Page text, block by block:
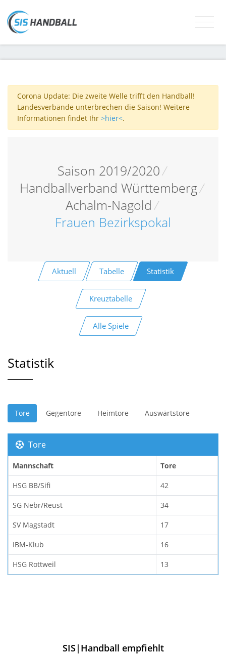
Corona Update: Die zweite Welle trifft den Handball!
Landesverbände unterbrechen die Saison! Weitere
Informationen findet Ihr >hier<.
Saison 2019/2020/
Handballverband Württemberg/
Achalm-Nagold/
Frauen Bezirkspokal
Aktuell Tabelle Statistik
Kreuztabelle
Alle Spiele
Statistik
Tore Gegentore Heimtore Auswärtstore
Tore
Mannschaft Tore
HSG BB/Sifi 42
SG Nebr/Reust 34
SV Magstadt 17
IBM-Klub 16
HSG Rottweil 13
SIS|Handball empfiehlt